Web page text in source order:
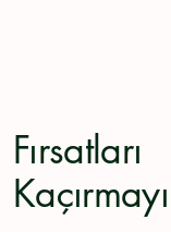
Fırsatları